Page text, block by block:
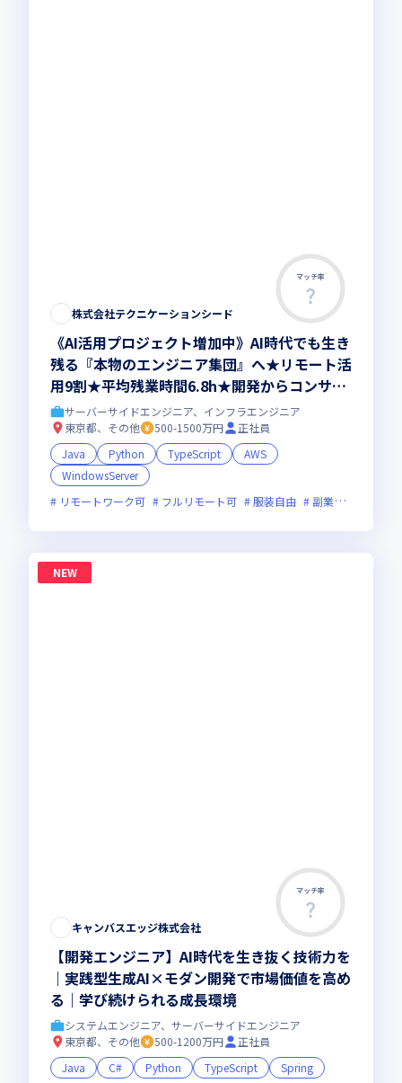
マッチ率
株式会社テクニケーションシード
《AI活用プロジェクト増加中》AI時代でも生き
残る『本物のエンジニア集団』へ★リモート活
用9割★平均残業時間6.8h★開発からコンサル
領域まで、一気通貫でキャリアを作りたいあな
たにオススメの環境です！
サーバーサイドエンジニア、インフラエンジニア
東京都、その他
500-1500万円
正社員
Java
Python TypeScript
AWS
WindowsServer
リモートワーク可
フルリモート可 服装自由 副業可
NEW
マッチ率
キャンバスエッジ株式会社
【開発エンジニア】AI時代を生き抜く技術力を
｜実践型生成AI×モダン開発で市場価値を高め
る｜学び続けられる成長環境
システムエンジニア、サーバーサイドエンジニア
東京都、その他
500-1200万円
正社員
Java
C# Python TypeScript
Spring